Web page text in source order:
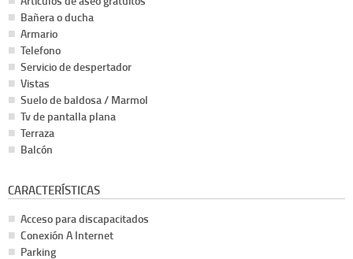
Bañera o ducha
Armario
Telefono
Servicio de despertador
Vistas
Suelo de baldosa / Marmol
Tv de pantalla plana
Terraza
Balcón
CARACTERÍSTICAS
Acceso para discapacitados
Conexión A Internet
Parking